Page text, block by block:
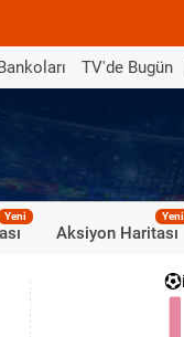
TV'de Bugün
Yeni
Aksiyon Haritası
Yeni